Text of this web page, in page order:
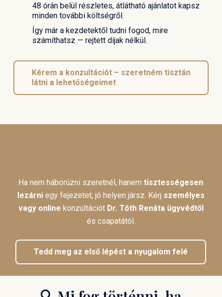
48 órán belül részletes, átlátható ajánlatot kapsz
minden további költségről.
Így már a kezdetektől tudni fogod, mire
számíthatsz — rejtett díjak nélkül.
Kérem a konzultációt – szeretném tisztán
látni a lehetőségeimet
Ha nem háborúzni szeretnél, hanemtisztességesen
lezárniegy fejezetet, jó helyen jársz. Kérj személyes
vagy online konzultációt Dr. Tóth Renáta ügyvédtől
és csapatától.
Tedd meg az első lépést a nyugalom felé